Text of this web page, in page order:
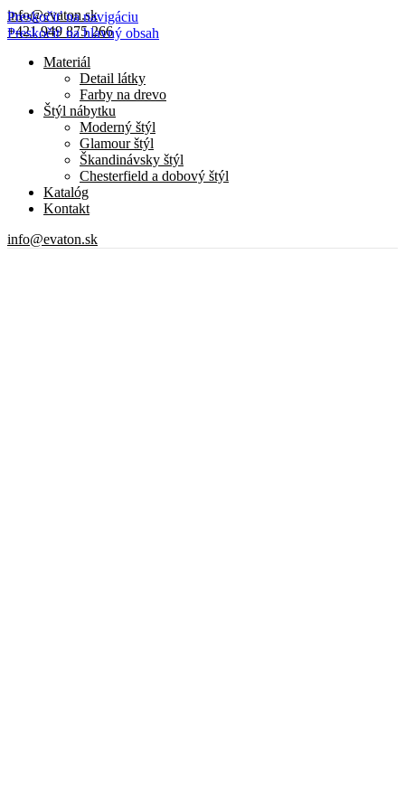
Preskočiť na navigáciu
Preskočiť na hlavný obsah
info@evaton.sk
+421 949 875 266
Materiál
Detail látky
Farby na drevo
Štýl nábytku
Moderný štýl
Glamour štýl
Škandinávsky štýl
Chesterfield a dobový štýl
Katalóg
Kontakt
info@evaton.sk